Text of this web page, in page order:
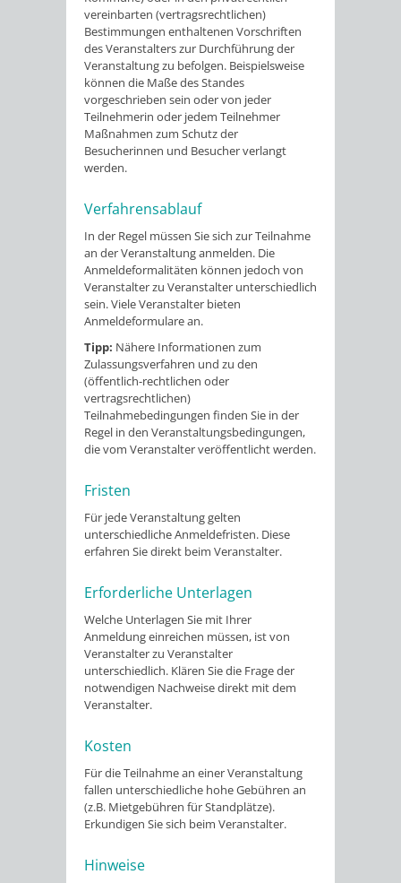
vereinbarten (vertragsrechtlichen)
Bestimmungen enthaltenen Vorschriften
des Veranstalters zur Durchführung der
Veranstaltung zu befolgen. Beispielsweise
können die Maße des Standes
vorgeschrieben sein oder von jeder
Teilnehmerin oder jedem Teilnehmer
Maßnahmen zum Schutz der
Besucherinnen und Besucher verlangt
werden.
Verfahrensablauf
In der Regel müssen Sie sich zur Teilnahme
an der Veranstaltung anmelden. Die
Anmeldeformalitäten können jedoch von
Veranstalter zu Veranstalter unterschiedlich
sein. Viele Veranstalter bieten
Anmeldeformulare an.
Tipp: Nähere Informationen zum
Zulassungsverfahren und zu den
(öffentlich-rechtlichen oder
vertragsrechtlichen)
Teilnahmebedingungen finden Sie in der
Regel in den Veranstaltungsbedingungen,
die vom Veranstalter veröffentlicht werden.
Fristen
Für jede Veranstaltung gelten
unterschiedliche Anmeldefristen. Diese
erfahren Sie direkt beim Veranstalter.
Erforderliche Unterlagen
Welche Unterlagen Sie mit Ihrer
Anmeldung einreichen müssen, ist von
Veranstalter zu Veranstalter
unterschiedlich. Klären Sie die Frage der
notwendigen Nachweise direkt mit dem
Veranstalter.
Kosten
Für die Teilnahme an einer Veranstaltung
fallen unterschiedliche hohe Gebühren an
(z.B. Mietgebühren für Standplätze).
Erkundigen Sie sich beim Veranstalter.
Hinweise